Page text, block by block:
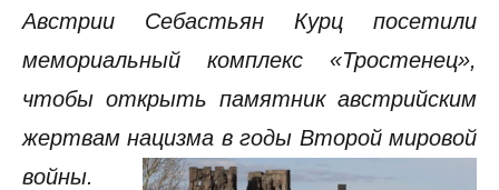
Австрии Себастьян Курц посетили
мемориальный комплекс «Тростенец»,
чтобы открыть памятник австрийским
жертвам нацизма в годы Второй мировой
войны.